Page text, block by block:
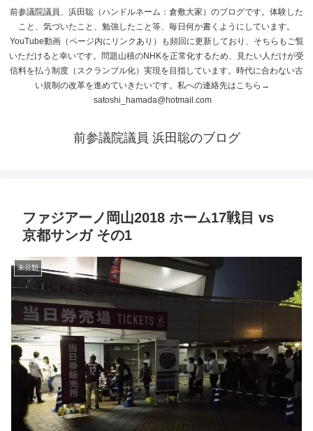
前参議院議員、浜田聡（ハンドルネーム：倉敷大家）のブログです。体験した
こと、気づいたこと、勉強したこと等、毎日何か書くようにしています。
YouTube動画（ページ内にリンクあり）も頻回に更新しており、そちらもご覧
いただけると幸いです。問題山積のNHKを正常化するため、見たい人だけが受
信料を払う制度（スクランブル化）実現を目指しています。時代に合わない古
い規制の改革を進めていきたいです。私への連絡先はこちら→
satoshi_hamada@hotmail.com
前参議院議員 浜田聡のブログ
ファジアーノ岡山2018 ホーム17戦目 vs
京都サンガ その1
未分類